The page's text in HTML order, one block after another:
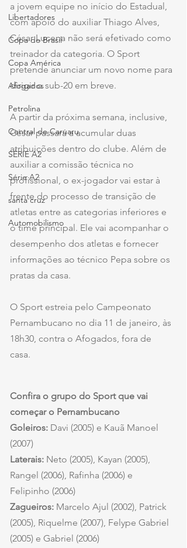
Libertadores
Copa do Brasil
Copa América
Afogados
Petrolina
Central de Caruaru
SÉRIE A2
Série A2
santa cruz
Automobilismo
a jovem equipe no início do Estadual,
com apoio do auxiliar Thiago Alves,
César Lucena não será efetivado como
treinador da categoria. O Sport
pretende anunciar um novo nome para
dirigir o sub-20 em breve.
A partir da próxima semana, inclusive,
César passará a acumular duas
atribuições dentro do clube. Além de
auxiliar a comissão técnica no
profissional, o ex-jogador vai estar à
frente do processo de transição de
atletas entre as categorias inferiores e
o time principal. Ele vai acompanhar o
desempenho dos atletas e fornecer
informações ao técnico Pepa sobre os
pratas da casa.
O Sport estreia pelo Campeonato
Pernambucano no dia 11 de janeiro, às
18h30, contra o Afogados, fora de
casa.
Confira o grupo do Sport que vai
começar o Pernambucano
Goleiros: Davi (2005) e Kauã Manoel
(2007)
Laterais: Neto (2005), Kayan (2005),
Rangel (2006), Rafinha (2006) e
Felipinho (2006)
Zagueiros: Marcelo Ajul (2002), Patrick
(2005), Riquelme (2007), Felype Gabriel
(2005) e Gabriel (2006)